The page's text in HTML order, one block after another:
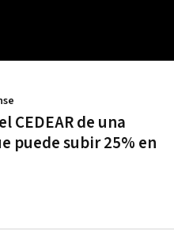
CEDEAR de una
puede subir 25% en